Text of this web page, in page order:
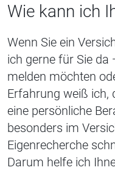
Wie kann ich
Wenn Sie ein
ich gerne für Sie da
melden möchten
Erfahrung weiß ich,
eine persönliche
besonders im
Eigenrecherche
Darum helfe ich